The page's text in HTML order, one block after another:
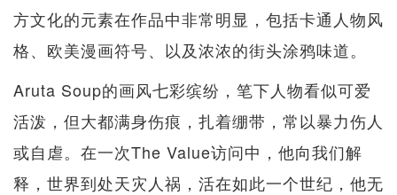
方文化的元素在作品中非常明显，包括卡通人物风
格、欧美漫画符号、以及浓浓的街头涂鸦味道。
Aruta Soup的画风七彩缤纷，笔下人物看似可爱
活泼，但大都满身伤痕，扎着绷带，常以暴力伤人
或自虐。在一次The Value访问中，他向我们解
释，世界到处天灾人祸，活在如此一个世纪，他无